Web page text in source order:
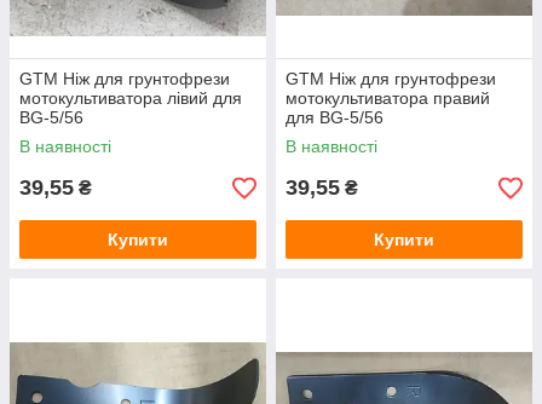
GTM Ніж для грунтофрези
мотокультиватора лівий для
BG-5/56
В наявності
39,55 ₴
Купити
GTM Ніж для грунтофрези
мотокультиватора правий
для BG-5/56
В наявності
39,55 ₴
Купити